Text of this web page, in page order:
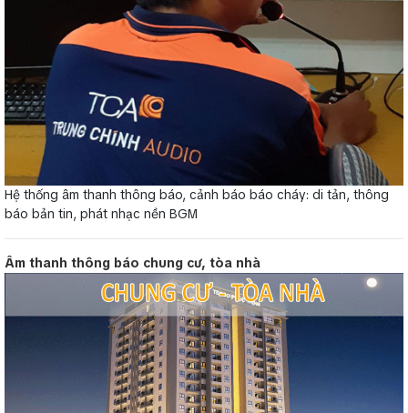
Hệ thống âm thanh thông báo, cảnh báo báo cháy: di tản, thông
báo bản tin, phát nhạc nền BGM
Âm thanh thông báo chung cư, tòa nhà